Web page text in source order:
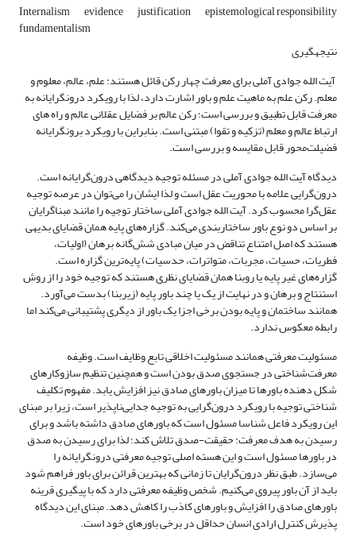
Internalism evidence justification epistemological responsibility
fundamentalism
نتیجه­گیری
آیت الله جوادی آملی برای معرفت چهار رکن قائل هستند: علم، عالم، معلوم و
معلم. رکن علم به ماهیت علم و باور اشارت دارد، لذا با رویکرد درونگرایانه به
معرفت قابل تطبیق و بررسی است؛ رکن عالم بر فضایل عقلانی عالم و راه های
ارتباط عالم و معلم (تزکیه و تقوا) مبتنی است. بنابراین با رویکرد برونگرایانه
فضیلت‌محور قابل مقایسه و بررسی است.
دیدگاه آیت الله جوادی آملی در مسئله توجیه دیدگاهی درون‌گرایانه است.
درون‌گرایی علامه با محوریت عقل است و لذا ایشان را می‌توان در عرصه توجیه
عقل‌گرا محسوب کرد. آیت الله جوادی آملی ساختار توجیه را مانند مبناگرایان
بر اساس دو نوع باور ساختار­بندی می‌کند. گزاره‌های پایه همان قضایای بدیهی
هستند که اصل امتناع تناقض در میان مبادی شش‌گانه برهان (اولیات،
فطریات، حسیات، مجربات، متواترات، حدسیات) پایه‌ترین گزاره است.
گزاره‌های غیر پایه یا روبنا همان قضایای نظری هستند که توجیه خود را از روش
استنتاج و برهان و در نهایت از یک یا چند باور پایه (زیربنا) بدست می‌آورد.
همانند ساختمان و پایه بودن برخی اجزا یک باور از دیگری پشتیبانی می‌کند اما
رابطه معکوس ندارد.
مسئولیت معرفتی همانند مسئولیت اخلاقی تابع وظایف است. وظیفه
معرفت‌شناختی در جستجوی صدق بودن است و همچنین تنظیم سازوکارهای
شکل دهنده باورها تا میزان باورهای صادق نیز افزایش یابد. مفهوم تکلیف
شناختی توجیه با رویکرد درون‌گرایی به توجیه جدایی‌ناپذیر است، زیرا بر مبنای
این رویکرد فاعل شناسا مسئول است که باورهای صادق داشته باشد و برای
رسیدن به هدف معرفت: حقیقت-صدق تلاش کند؛ لذا برای رسیدن به صدق
در باورها مسئول است و این هسته اصلی توجیه معرفتی درونگرایانه را
می‌سازد. طبق نظر درون‌گرایان تا زمانی که بهترین قرائن برای باور فراهم شود
باید از آن باور پیروی می‌کنیم. شخص وظیفه معرفتی دارد که با پیگیری قرینه
باورهای صادق را افزایش و باورهای کاذب را کاهش دهد. مبنای این دیدگاه
پذیرش کنترل ارادی انسان حداقل در برخی باورهای خود است.